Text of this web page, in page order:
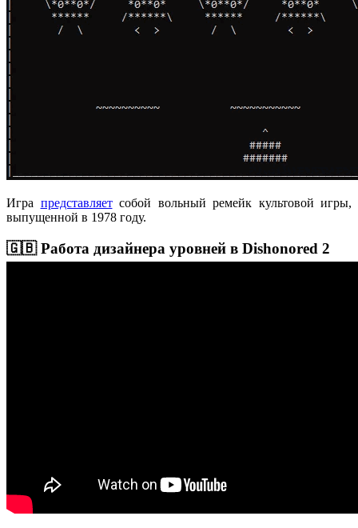
Игра представляетсобой вольный ремейк культовой игры,
выпущенной в 1978 году.
🇬🇧 Работа дизайнера уровней в Dishonored 2